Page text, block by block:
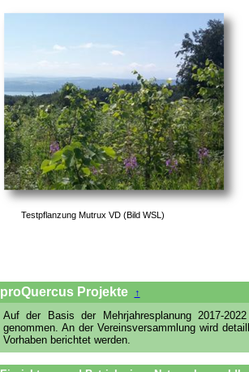
Testpflanzung Mutrux VD (Bild WSL)
proQuercus Projekte ↑
Auf der Basis der Mehrjahresplanung 2017-
genommen. An der Vereinsversammlung wird
Vorhaben berichtet werden.